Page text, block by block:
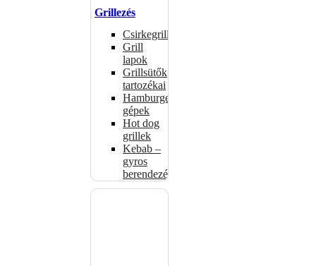
Grillezés
Csirkegrillek
Grill
lapok
Grillsütők
tartozékai
Hamburgerformázó
gépek
Hot dog
grillek
Kebab –
gyros
berendezés